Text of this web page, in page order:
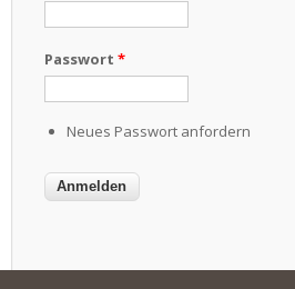
Passwort *
Neues Passwort anfordern